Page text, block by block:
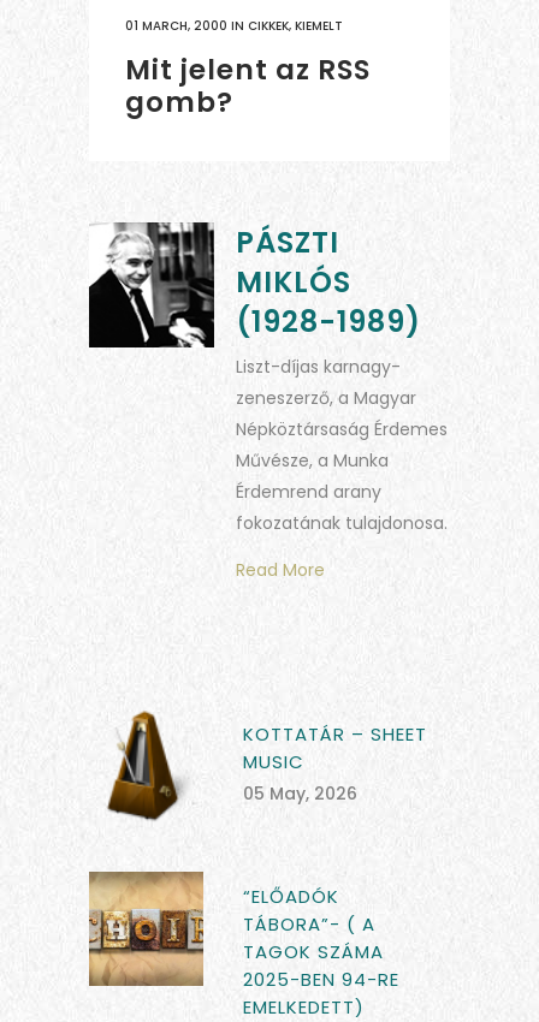
01 MARCH, 2000 IN CIKKEK, KIEMELT
Mit jelent az RSS
gomb?
PÁSZTI
MIKLÓS
(1928-1989)
Liszt-díjas karnagy-
zeneszerző, a Magyar
Népköztársaság Érdemes
Művésze, a Munka
Érdemrend arany
fokozatának tulajdonosa.
Read More
KOTTATÁR – SHEET
MUSIC
05 May, 2026
“ELŐADÓK
TÁBORA”- ( A
TAGOK SZÁMA
2025-BEN 94-RE
EMELKEDETT)